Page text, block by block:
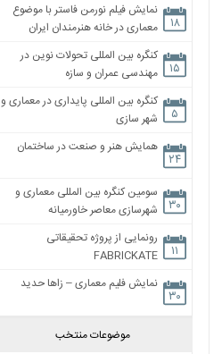
۱۸
نمایش فیلم نورمن فاستر با موضوع
معماری در خانه هنرمندان ایران
۱۵
کنگره بین المللی تحولات نوین در
مهندسی عمران و سازه
۵
کنگره بین المللی پایداری در معماری و
شهر سازی
۲۴
همایش هنر و صنعت در ساختمان
۳۰
سومین کنگره بین المللی معماری و
شهرسازی معاصر خاورمیانه
۱۱
رونمایی از پروژه تحقیقاتی
FABRICKATE
۳۰
نمایش فلیم معماری – زاها حدید
موضوعات منتخب